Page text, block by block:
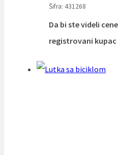
Šifra: 431268
Da bi ste videli
registrovani kupac